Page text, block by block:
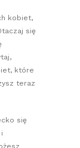
kobiet,
się
które
teraz
się